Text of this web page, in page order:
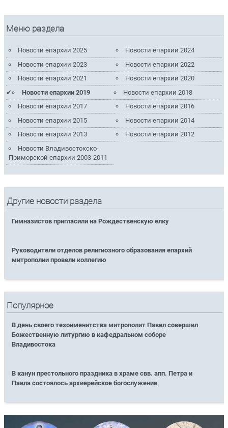
Меню раздела
Новости епархии 2025
Новости епархии 2024
Новости епархии 2023
Новости епархии 2022
Новости епархии 2021
Новости епархии 2020
Новости епархии 2019
Новости епархии 2018
Новости епархии 2017
Новости епархии 2016
Новости епархии 2015
Новости епархии 2014
Новости епархии 2013
Новости епархии 2012
Новости Владивостокско-
Приморской епархии 2003-2011
Другие новости раздела
Гимназистов пригласили на Рождественскую елку
Руководители отделов религиозного образования епархий
митрополии провели коллегию
Популярное
В день своего тезоименитства митрополит Павел совершил
Божественную литургию в кафедральном соборе
Владивостока
В канун престольного праздника в храме свв. апп. Петра и
Павла состоялось архиерейское богослужение